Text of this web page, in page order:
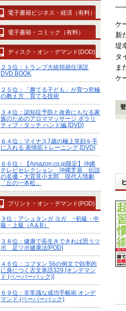
――
ケ
新
堤
タ
ま
ケ
電子書籍ビジネス・経済（有料）
電子書籍・コミック（有料）
ディスク・オン・デマンド(DOD)
２３位：トランプ大統領就任演説
DVD BOOK
２５位：「勝てる子ども」が育つ究極
の教え方 育てる技術
３４位：認知症予防と改善にもなる家
族のためのアロママッサージ ポラリ
ティブ・タッチ ハンド編 [DVD]
６４位：マイナス7歳の極上笑顔を手
に入れる 表情筋トレーニング [DVD]
６６位：【Amazon.co.jp限定】沖縄
テレビセレクション 沖縄芝居 伝説
の名優・大宜見小太郎 現代人情劇
「丘の一本松」
プリント・オン・デマンド(POD)
３位：アシュタンガ ヨガ ~初級・中
級・上級（A＆B）
３８位：健康で長生きできれば思うツ
ボ 足ツボ健康法[POD]
４６位：コブタン 56の例文で効率的
に身につく古文単語329 [オンデマン
ド (ペーパーバック)]
６９位：非常識な成功手帳術 オンデ
マンド (ペーパーバック)